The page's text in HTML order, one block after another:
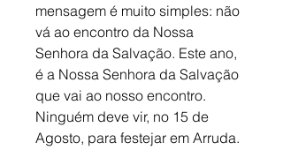
mensagem é muito simples: não
vá ao encontro da Nossa
Senhora da Salvação. Este ano,
é a Nossa Senhora da Salvação
que vai ao nosso encontro.
Ninguém deve vir, no 15 de
Agosto, para festejar em Arruda.